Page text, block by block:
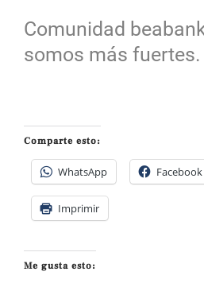
Comunidad
somos más fuertes.
Comparte esto:
WhatsApp Facebook
Imprimir
Me gusta esto: